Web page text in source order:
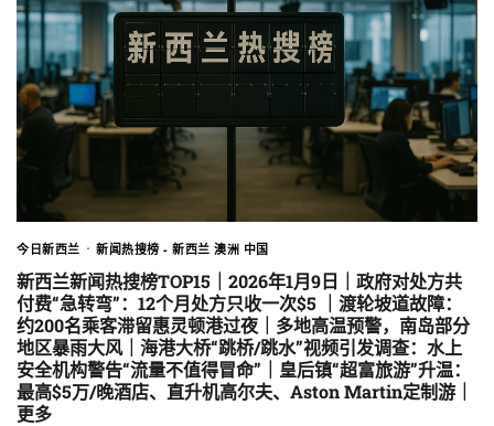
今日新西兰 新闻热搜榜 - 新西兰 澳洲 中国
新西兰新闻热搜榜TOP15｜2026年1月9日｜政府对处方共
付费“急转弯”：12个月处方只收一次$5 ｜渡轮坡道故障：
约200名乘客滞留惠灵顿港过夜｜多地高温预警，南岛部分
地区暴雨大风｜海港大桥“跳桥/跳水”视频引发调查：水上
安全机构警告“流量不值得冒命”｜皇后镇“超富旅游”升温：
最高$5万/晚酒店、直升机高尔夫、Aston Martin定制游｜
更多